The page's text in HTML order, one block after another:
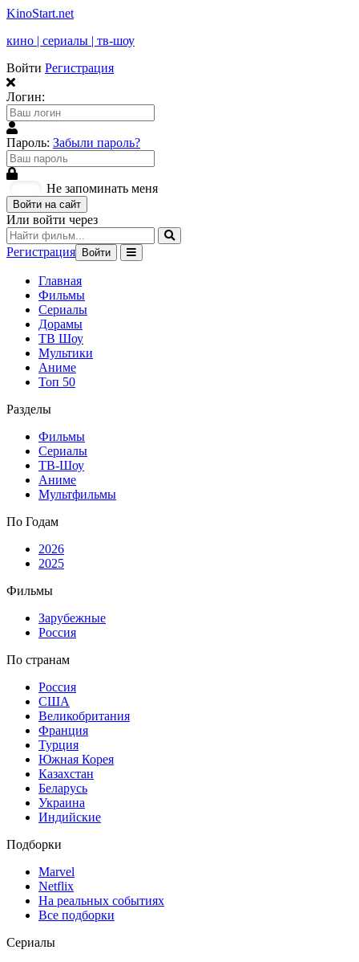
KinoStart.net
кино | сериалы | тв-шоу
Войти Регистрация
Логин:
Пароль: Забыли пароль?
Не запоминать меня
Войти на сайт
Или войти через
Регистрация Войти
Главная
Фильмы
Сериалы
Дорамы
ТВ Шоу
Мультики
Аниме
Топ 50
Разделы
Фильмы
Сериалы
ТВ-Шоу
Аниме
Мультфильмы
По Годам
2026
2025
Фильмы
Зарубежные
Россия
По странам
Россия
США
Великобритания
Франция
Турция
Южная Корея
Казахстан
Беларусь
Украина
Индийские
Подборки
Marvel
Netflix
На реальных событиях
Все подборки
Сериалы